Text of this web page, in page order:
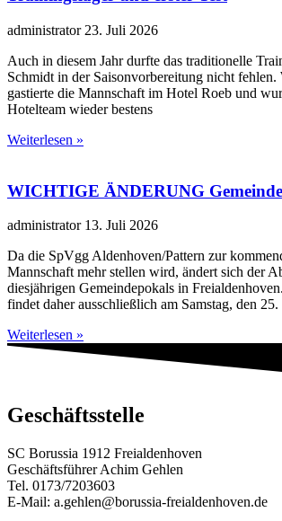
administrator 23. Juli 2026
Auch in diesem Jahr durfte das traditionelle
Schmidt in der Saisonvorbereitung nicht fehlen.
gastierte die Mannschaft im Hotel Roeb und
Hotelteam wieder bestens
Weiterlesen »
WICHTIGE ÄNDERUNG
administrator 13. Juli 2026
Da die SpVgg Aldenhoven/Pattern zur
Mannschaft mehr stellen wird, ändert sich der
diesjährigen Gemeindepokals in
findet daher ausschließlich am Samstag, den 25.
Weiterlesen »
Geschäftsstelle
SC Borussia 1912 Freialdenhoven
Geschäftsführer Achim Gehlen
Tel. 0173/7203603
E-Mail: a.gehlen@borussia-freialdenhoven.de